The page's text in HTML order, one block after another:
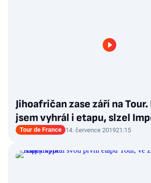
Jihoafričan zase září na
jsem vyhrál i etapu, slzel
Tour de France 14. července 201921:15